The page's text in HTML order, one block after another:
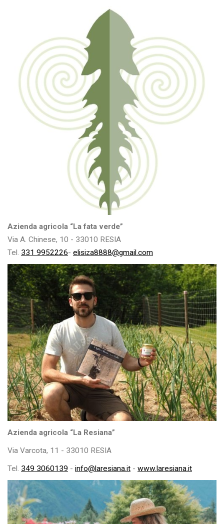
Azienda agricola “La fata verde”
Via A. Chinese, 10 - 33010 RESIA
Tel. 331 9952226- elisiza8888@gmail.com
Azienda agricola “La Resiana”
Via Varcota, 11 - 33010 RESIA
Tel. 349 3060139 - info@laresiana.it - www.laresiana.it